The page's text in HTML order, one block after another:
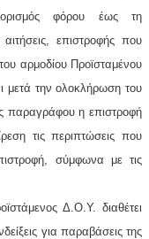
φόρου έως τη
επιστροφής που
αρμοδίου Προϊσταμένου
μετά την ολοκλήρωση του
παραγράφου η επιστροφή
τις περιπτώσεις που
σύμφωνα με τις
Δ.Ο.Υ. διαθέτει
για παραβάσεις της